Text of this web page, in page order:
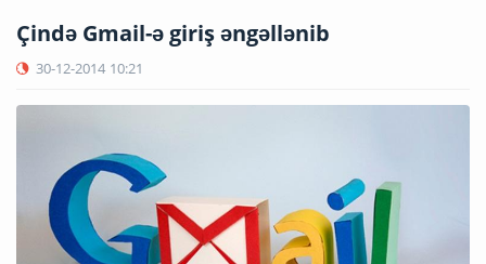
Çində Gmail-ə giriş əngəllənib
30-12-2014 10:21